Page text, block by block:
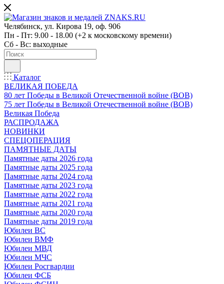
Челябинск, ул. Кирова 19, оф. 906
Пн - Пт: 9.00 - 18.00 (+2 к московскому времени)
Сб - Вс: выходные
Каталог
ВЕЛИКАЯ ПОБЕДА
80 лет Победы в Великой Отечественной войне (ВОВ)
75 лет Победы в Великой Отечественной войне (ВОВ)
Великая Победа
РАСПРОДАЖА
НОВИНКИ
СПЕЦОПЕРАЦИЯ
ПАМЯТНЫЕ ДАТЫ
Памятные даты 2026 года
Памятные даты 2025 года
Памятные даты 2024 года
Памятные даты 2023 года
Памятные даты 2022 года
Памятные даты 2021 года
Памятные даты 2020 года
Памятные даты 2019 года
Юбилеи ВС
Юбилеи ВМФ
Юбилеи МВД
Юбилеи МЧС
Юбилеи Росгвардии
Юбилеи ФСБ